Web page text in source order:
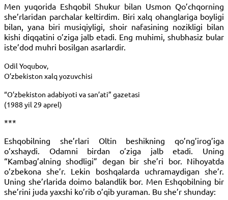
Men yuqorida Eshqobil Shukur bilan Usmon Qo’chqorning
she’rlaridan parchalar keltirdim. Biri xalq ohanglariga boyligi
bilan, yana biri musiqiyligi, shoir nafasining nozikligi bilan
kishi diqqatini o’ziga jalb etadi. Eng muhimi, shubhasiz bular
iste’dod muhri bosilgan asarlardir.
Odil Yoqubov,
O’zbekiston xalq yozuvchisi
“O’zbekiston adabiyoti va san’ati” gazetasi
(1988 yil 29 aprel)
***
Eshqobilning she’rlari Oltin beshikning qo’ng’irog’iga
o’xshaydi. Odamni birdan o’ziga jalb etadi. Uning
“Kambag’alning shodligi” degan bir she’ri bor. Nihoyatda
o’zbekona she’r. Lekin boshqalarda uchramaydigan she’r.
Uning she’rlarida doimo balandlik bor. Men Eshqobilning bir
she’rini juda yaxshi ko’rib o’qib yuraman. Bu she’r shunday: